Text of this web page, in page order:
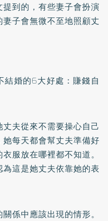
到的，有些妻子會扮演
子會無微不至地照顧丈
結婚的6大好處：賺錢自
夫從來不需要操心自己
每天都會幫丈夫準備好
服放在哪裡都不知道。
這是她丈夫依靠她的表
係中應該出現的情形。